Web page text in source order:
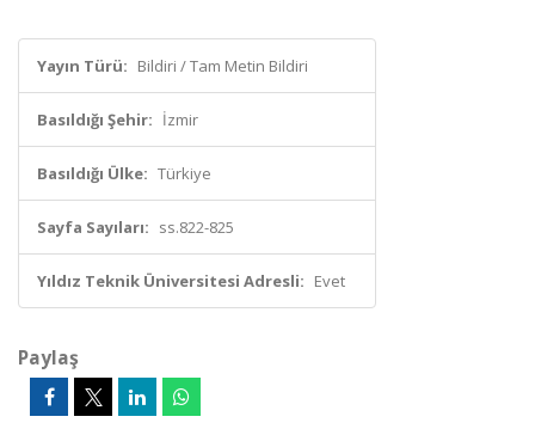
Yayın Türü: Bildiri / Tam Metin Bildiri
Basıldığı Şehir: İzmir
Basıldığı Ülke: Türkiye
Sayfa Sayıları: ss.822-825
Yıldız Teknik Üniversitesi Adresli: Evet
Paylaş